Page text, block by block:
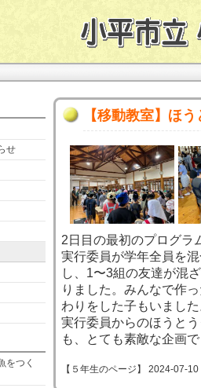
せ
をつく
【移動教室】ほ
2日目の最初のプログラ
実行委員が学年全員を
し、1〜3組の友達が混
りました。みんなで作
わりをした子もいまし
実行委員からのほうと
も、とても素敵な企画
【５年生のページ】 2024-07-